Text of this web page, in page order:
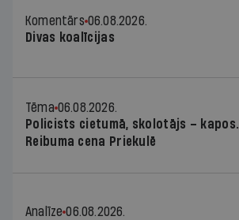
Komentārs 06.08.2026.
Divas koalīcijas
Tēma 06.08.2026.
Policists cietumā, skolotājs – kapos.
Reibuma cena Priekulē
Analīze 06.08.2026.